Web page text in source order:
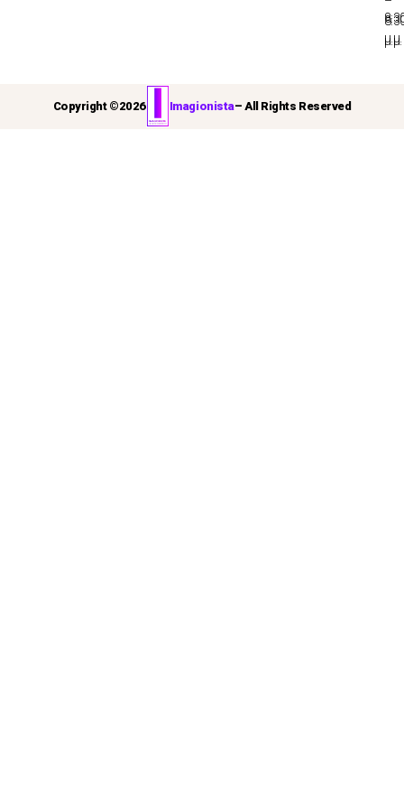
μ.μ.
μ.μ.
Copyright ©2026 Imagionista– All Rights Reserved